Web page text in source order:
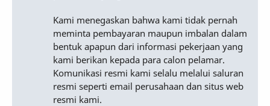
Kami menegaskan bahwa kami tidak pernah
meminta pembayaran maupun imbalan dalam
bentuk apapun dari informasi pekerjaan yang
kami berikan kepada para calon pelamar.
Komunikasi resmi kami selalu melalui saluran
resmi seperti email perusahaan dan situs web
resmi kami.